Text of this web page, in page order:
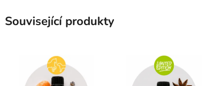
Související produkty